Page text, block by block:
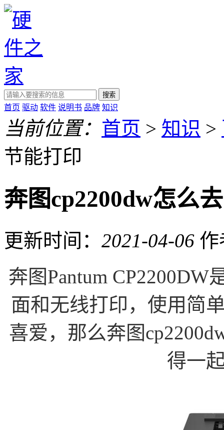
搜索
首页 驱动 软件 说明书 品牌 知识
当前位置： 首页 > 知识 >
节能打印
奔图cp2200dw怎么
更新时间： 2021-04-06 作
奔图Pantum
面和无线打印，使用简
喜爱，那么奔图
得一